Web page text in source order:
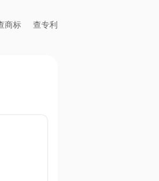
商标 查专利